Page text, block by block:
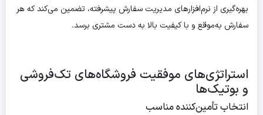
بهره‌گیری از نرم‌افزارهای مدیریت سفارش پیشرفته، تضمین می‌کند که هر
سفارش به‌موقع و با کیفیت بالا به دست مشتری برسد.
استراتژی‌های موفقیت فروشگاه‌های تک‌فروشی
و بوتیک‌ها
انتخاب تأمین‌کننده مناسب